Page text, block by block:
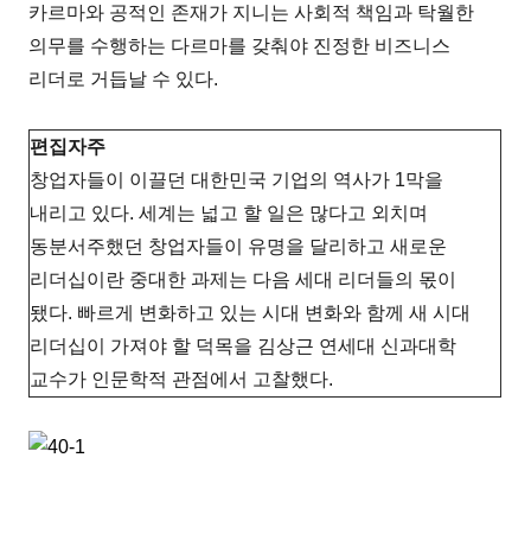
카르마와 공적인 존재가 지니는 사회적 책임과 탁월한
의무를 수행하는 다르마를 갖춰야 진정한 비즈니스
리더로 거듭날 수 있다.
편집자주
창업자들이 이끌던 대한민국 기업의 역사가 1막을
내리고 있다. 세계는 넓고 할 일은 많다고 외치며
동분서주했던 창업자들이 유명을 달리하고 새로운
리더십이란 중대한 과제는 다음 세대 리더들의 몫이
됐다. 빠르게 변화하고 있는 시대 변화와 함께 새 시대
리더십이 가져야 할 덕목을 김상근 연세대 신과대학
교수가 인문학적 관점에서 고찰했다.